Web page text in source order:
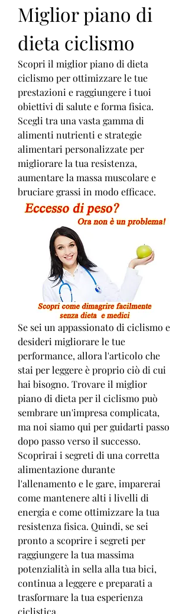
Miglior piano di
dieta ciclismo
Scopri il miglior piano di dieta
ciclismo per ottimizzare le tue
prestazioni e raggiungere i tuoi
obiettivi di salute e forma fisica.
Scegli tra una vasta gamma di
alimenti nutrienti e strategie
alimentari personalizzate per
migliorare la tua resistenza,
aumentare la massa muscolare e
bruciare grassi in modo efficace.
Se sei un appassionato di ciclismo e
desideri migliorare le tue
performance, allora l'articolo che
stai per leggere è proprio ciò di cui
hai bisogno. Trovare il miglior
piano di dieta per il ciclismo può
sembrare un'impresa complicata,
ma noi siamo qui per guidarti passo
dopo passo verso il successo.
Scoprirai i segreti di una corretta
alimentazione durante
l'allenamento e le gare, imparerai
come mantenere alti i livelli di
energia e come ottimizzare la tua
resistenza fisica. Quindi, se sei
pronto a scoprire i segreti per
raggiungere la tua massima
potenzialità in sella alla tua bici,
continua a leggere e preparati a
trasformare la tua esperienza
ciclistica.